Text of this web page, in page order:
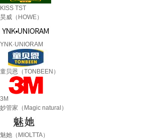
KISS TST
昊威（HOWE）
YNK·UNIORAM
童贝恩（TONBEEN）
3M
妙管家（Magic natural）
魅她（MIOLTTA）